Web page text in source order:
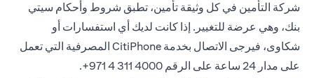
شركة التأمين في كل وثيقة تأمين، تطبق شروط وأحكام سيتي
بنك، وهي عرضة للتغيير. إذا كانت لديك أي استفسارات أو
شكاوى، فيرجى الاتصال بخدمة CitiPhone المصرفية التي تعمل
على مدار 24 ساعة على
الرقم 4000 311 4 971+.